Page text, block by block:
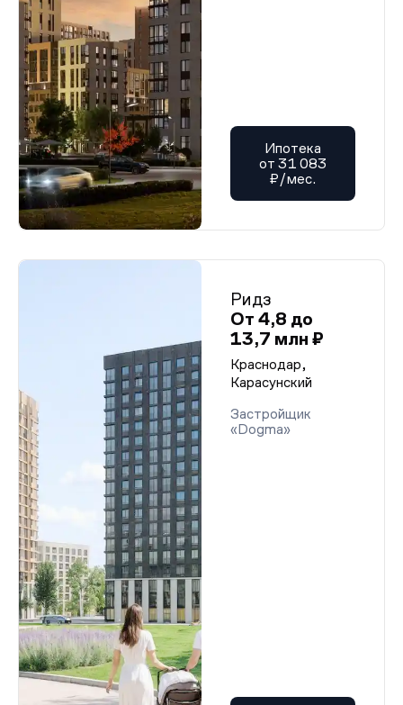
Ипотека
от 31 083
₽/мес.
Ридз
От 4,8 до
13,7 млн ₽
Краснодар,
Карасунский
Застройщик
«Dogma»